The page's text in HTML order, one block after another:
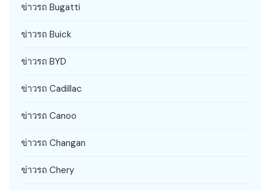
ข่าวรถ Bugatti
ข่าวรถ Buick
ข่าวรถ BYD
ข่าวรถ Cadillac
ข่าวรถ Canoo
ข่าวรถ Changan
ข่าวรถ Chery